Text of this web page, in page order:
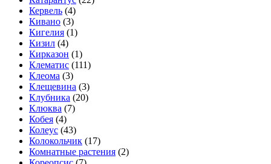
Кервель (4)
Кивано (3)
Кигелия (1)
Кизил (4)
Кирказон (1)
Клематис (111)
Клеома (3)
Клещевина (3)
Клубника (20)
Клюква (7)
Кобея (4)
Колеус (43)
Колокольчик (17)
Комнатные растения (2)